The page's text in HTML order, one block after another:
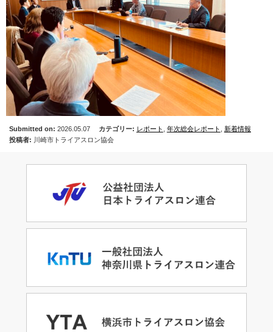
Submitted on: 2026.05.07 カテゴリー: レポート 年次総会レポート
新着情報
投稿者: 川崎市トライアスロン協会